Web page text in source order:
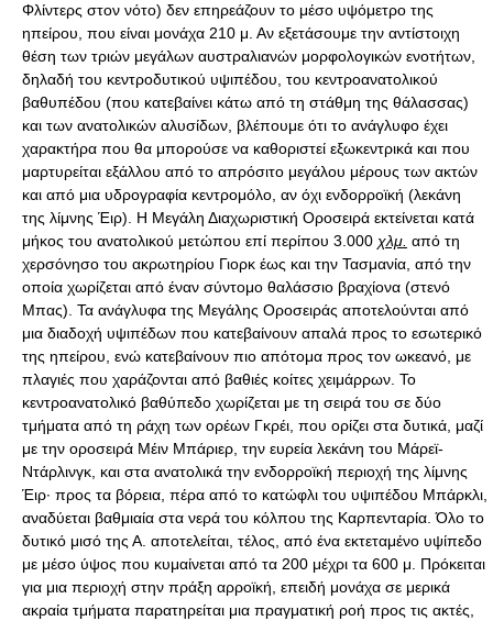
Φλίντερς στον νότο) δεν επηρεάζουν το μέσο υψόμετρο της
ηπείρου, που είναι μονάχα 210 μ. Αν εξετάσουμε την αντίστοιχη
θέση των τριών μεγάλων αυστραλιανών μορφολογικών ενοτήτων,
δηλαδή του κεντροδυτικού υψιπέδου, του κεντροανατολικού
βαθυπέδου (που κατεβαίνει κάτω από τη στάθμη της θάλασσας)
και των ανατολικών αλυσίδων, βλέπουμε ότι το ανάγλυφο έχει
χαρακτήρα που θα μπορούσε να καθοριστεί εξωκεντρικά και που
μαρτυρείται εξάλλου από το απρόσιτο μεγάλου μέρους των ακτών
και από μια υδρογραφία κεντρομόλο, αν όχι ενδορροϊκή (λεκάνη
της λίμνης Έιρ). Η Μεγάλη Διαχωριστική Οροσειρά εκτείνεται κατά
μήκος του ανατολικού μετώπου επί περίπου 3.000 χλμ. από τη
χερσόνησο του ακρωτηρίου Γιορκ έως και την Τασμανία, από την
οποία χωρίζεται από έναν σύντομο θαλάσσιο βραχίονα (στενό
Μπας). Τα ανάγλυφα της Μεγάλης Οροσειράς αποτελούνται από
μια διαδοχή υψιπέδων που κατεβαίνουν απαλά προς το εσωτερικό
της ηπείρου, ενώ κατεβαίνουν πιο απότομα προς τον ωκεανό, με
πλαγιές που χαράζονται από βαθιές κοίτες χειμάρρων. Το
κεντροανατολικό βαθύπεδο χωρίζεται με τη σειρά του σε δύο
τμήματα από τη ράχη των ορέων Γκρέι, που ορίζει στα δυτικά, μαζί
με την οροσειρά Μέιν Μπάριερ, την ευρεία λεκάνη του Μάρεϊ-
Ντάρλινγκ, και στα ανατολικά την ενδορροϊκή περιοχή της λίμνης
Έιρ· προς τα βόρεια, πέρα από το κατώφλι του υψιπέδου Μπάρκλι,
αναδύεται βαθμιαία στα νερά του κόλπου της Καρπενταρία. Όλο το
δυτικό μισό της Α. αποτελείται, τέλος, από ένα εκτεταμένο υψίπεδο
με μέσο ύψος που κυμαίνεται από τα 200 μέχρι τα 600 μ. Πρόκειται
για μια περιοχή στην πράξη αρροϊκή, επειδή μονάχα σε μερικά
ακραία τμήματα παρατηρείται μια πραγματική ροή προς τις ακτές,